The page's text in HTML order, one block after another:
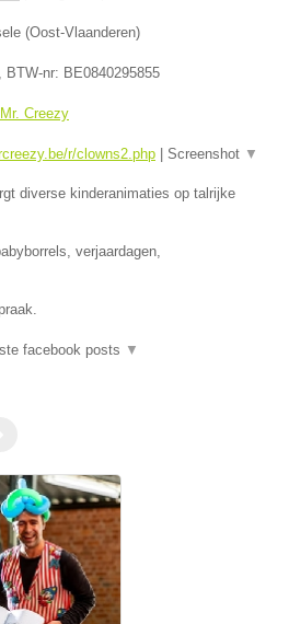
(Oost-Vlaanderen)
, BTW-nr: BE0840295855
Creezy
r/clowns2.php Screenshot ▼
diverse kinderanimaties op talrijke
verjaardagen,
facebook posts ▼